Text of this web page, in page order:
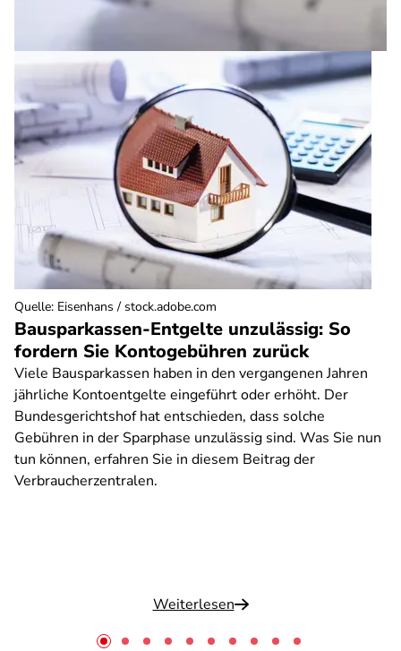
Bausparkassen-Entgelte unzulässig: So
fordern Sie Kontogebühren zurück
Viele Bausparkassen haben in den vergangenen Jahren
jährliche Kontoentgelte eingeführt oder erhöht. Der
Bundesgerichtshof hat entschieden, dass solche
Gebühren in der Sparphase unzulässig sind. Was Sie nun
tun können, erfahren Sie in diesem Beitrag der
Verbraucherzentralen.
Weiterlesen
Quelle: Eisenhans / stock.adobe.com